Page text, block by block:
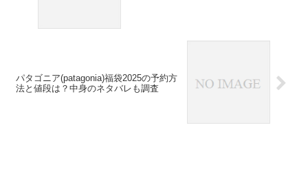
パタゴニア(patagonia)福袋2025の予約方
法と値段は？中身のネタバレも調査